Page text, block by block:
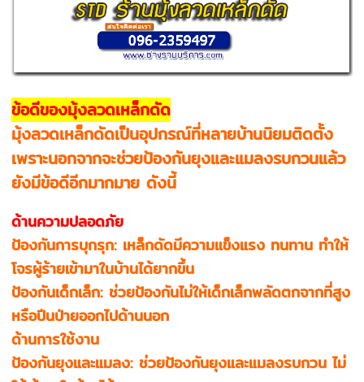
ข้อดีของมุ้งลวดเหล็กดัด
มุ้งลวดเหล็กดัดเป็นอุปกรณ์ที่หลายบ้านนิยมติดตั้ง
เพราะนอกจากจะช่วยป้องกันยุงและแมลงรบกวนแล้ว
ยังมีข้อดีอีกมากมาย ดังนี้
ด้านความปลอดภัย
ป้องกันการบุกรุก: เหล็กดัดมีความแข็งแรง ทนทาน ทำให้
โจรผู้ร้ายเข้ามาในบ้านได้ยากขึ้น
ป้องกันเด็กเล็ก: ช่วยป้องกันไม่ให้เด็กเล็กพลัดตกจากที่สูง
หรือปีนป่ายออกไปด้านนอก
ด้านการใช้งาน
ป้องกันยุงและแมลง: ช่วยป้องกันยุงและแมลงรบกวน ไม่